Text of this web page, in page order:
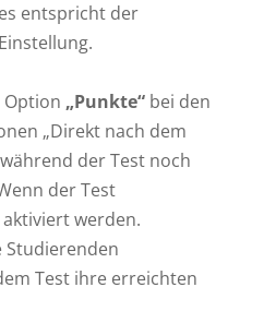
entspricht der
„Punkte“bei den
„Direkt nach dem
der Test noch
der Test
werden.
Studierenden
Test ihre erreichten